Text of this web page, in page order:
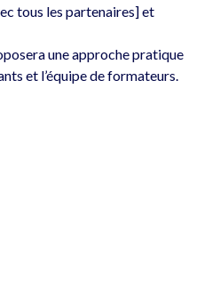
tous les partenaires] et
une approche pratique